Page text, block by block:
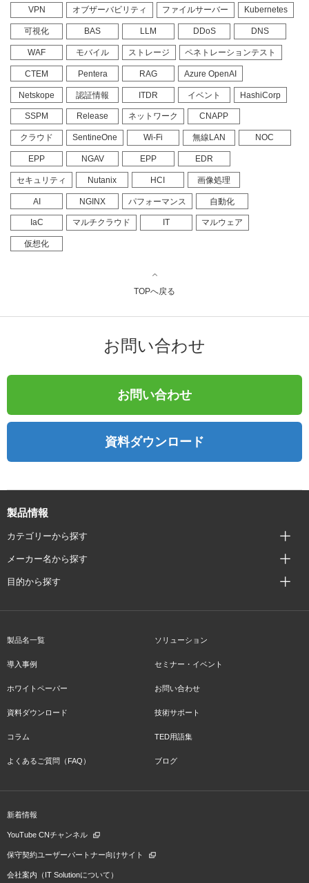
VPN オブザーバビリティ ファイルサーバー Kubernetes
可視化 BAS LLM DDoS DNS
WAF モバイル ストレージ ペネトレーションテスト
CTEM Pentera RAG Azure OpenAI
Netskope 認証情報 ITDR イベント HashiCorp
SSPM Release ネットワーク CNAPP
クラウド SentineOne Wi-Fi 無線LAN NOC
EPP NGAV EPP EDR
セキュリティ Nutanix HCI 画像処理
AI NGINX パフォーマンス 自動化
IaC マルチクラウド IT マルウェア
仮想化
TOPへ戻る
お問い合わせ
お問い合わせ
資料ダウンロード
製品情報
カテゴリーから探す
メーカー名から探す
目的から探す
製品名一覧 ソリューション
導入事例 セミナー・イベント
ホワイトペーパー お問い合わせ
資料ダウンロード 技術サポート
コラム TED用語集
よくあるご質問（FAQ） ブログ
新着情報
YouTube CNチャンネル
保守契約ユーザーパートナー向けサイト
会社案内（IT Solutionについて）